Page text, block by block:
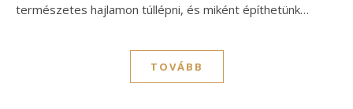
természetes hajlamon túllépni, és miként építhetünk…
TOVÁBB